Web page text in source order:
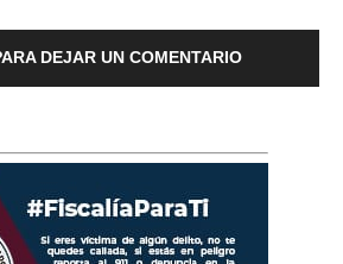
DEJAR UN COMENTARIO